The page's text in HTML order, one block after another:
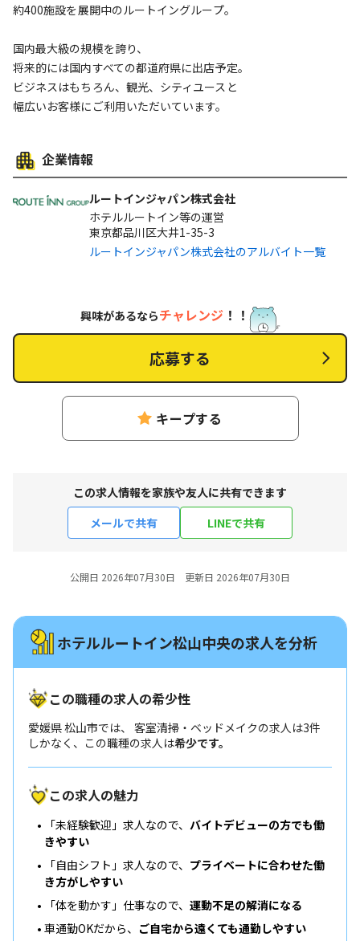
約400施設を展開中のルートイングループ。
国内最大級の規模を誇り、
将来的には国内すべての都道府県に出店予定。
ビジネスはもちろん、観光、シティユースと
幅広いお客様にご利用いただいています。
企業情報
ルートインジャパン株式会社
ホテルルートイン等の運営
東京都品川区大井1-35-3
ルートインジャパン株式会社のアルバイト一覧
キープする
興味があるならチャレンジ ！！
応募する
この求人情報を家族や友人に共有できます
メールで共有
LINEで共有
公開日 2026年07月30日 更新日 2026年07月30日
ホテルルートイン松山中央の求人を分析
この職種の求人の希少性
愛媛県 松山市では、 客室清掃・ベッドメイクの求人は3件
しかなく、この職種の求人は希少です。
この求人の魅力
「未経験歓迎」求人なので、 バイトデビューの方でも働
きやすい
「自由シフト」求人なので、 プライベートに合わせた働
き方がしやすい
「体を動かす」仕事なので、 運動不足の解消になる
車通勤OKだから、 ご自宅から遠くても通勤しやすい